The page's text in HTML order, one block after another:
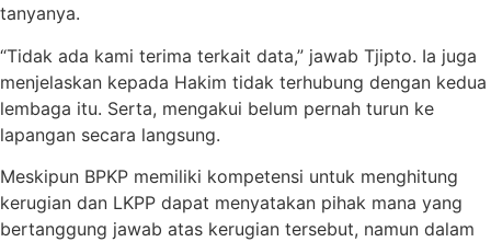
tanyanya.
“Tidak ada kami terima terkait data,” jawab Tjipto. Ia juga
menjelaskan kepada Hakim tidak terhubung dengan kedua
lembaga itu. Serta, mengakui belum pernah turun ke
lapangan secara langsung.
Meskipun BPKP memiliki kompetensi untuk menghitung
kerugian dan LKPP dapat menyatakan pihak mana yang
bertanggung jawab atas kerugian tersebut, namun dalam